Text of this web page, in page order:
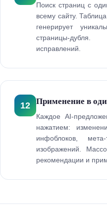
Поиск страниц с
всему сайту.
генерирует
страницы-
исправлений.
12 Применение в
Каждое AI-
нажатием:
инфоблоков,
изображений.
рекомендации и